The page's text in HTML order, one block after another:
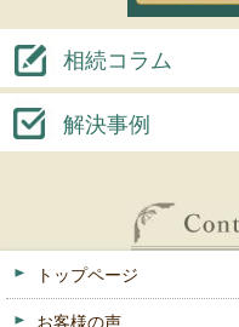
相続コラム
解決事例
トップページ
お客様の声